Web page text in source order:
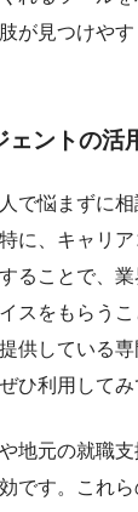
が見つけやす
ェントの活
で悩まずに
に、キャリ
ることで、
スをもらう
供している
ひ利用してみ
地元の就職支
です。これ